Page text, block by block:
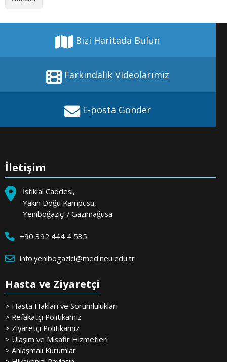
Bizi Haritada Bulun
Farkındalık Videolarımız
E-posta Gönder
İletişim
İstiklal Caddesi,
Yakın Doğu Kampüsü,
Yeniboğaziçi / Gazimağusa
+90 392 444 4 535
info.yenibogazici@med.neu.edu.tr
Hasta ve Ziyaretçi
> Hasta Hakları ve Sorumlulukları
> Refakatçi Politikamız
> Ziyaretçi Politikamız
> Ulaşım ve Misafir Hizmetleri
> Anlaşmalı Kurumlar